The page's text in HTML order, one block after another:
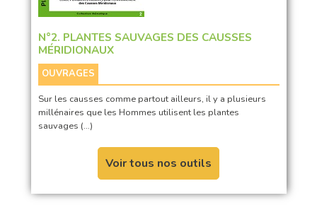
N°2. PLANTES SAUVAGES DES CAUSSES
MÉRIDIONAUX
OUVRAGES
Sur les causses comme partout ailleurs, il y a plusieurs
millénaires que les Hommes utilisent les plantes
sauvages (…)
Voir tous nos outils